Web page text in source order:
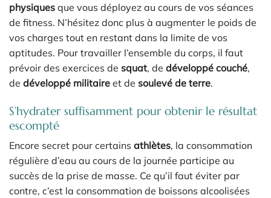
physiques que vous déployez au cours de vos séances
de fitness. N’hésitez donc plus à augmenter le poids de
vos charges tout en restant dans la limite de vos
aptitudes. Pour travailler l’ensemble du corps, il faut
prévoir des exercices de squat, de développé couché,
de développé militaire et de soulevé de terre.
S’hydrater suffisamment pour obtenir le résultat
escompté
Encore secret pour certains athlètes, la consommation
régulière d’eau au cours de la journée participe au
succès de la prise de masse. Ce qu’il faut éviter par
contre, c’est la consommation de boissons alcoolisées